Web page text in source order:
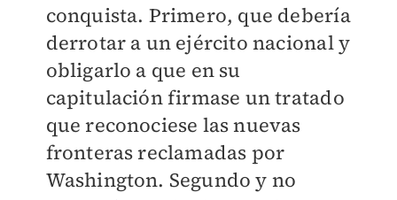
conquista. Primero, que debería
derrotar a un ejército nacional y
obligarlo a que en su
capitulación firmase un tratado
que reconociese las nuevas
fronteras reclamadas por
Washington. Segundo y no